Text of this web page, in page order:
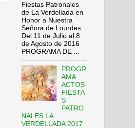
Fiestas Patronales
de La Verdellada en
Honor a Nuestra
Señora de Lourdes
Del 11 de Julio al 8
de Agosto de 2016
PROGRAMA DE ...
PROGR
AMA
ACTOS
FIESTA
S
PATRO
NALES LA
VERDELLADA 2017